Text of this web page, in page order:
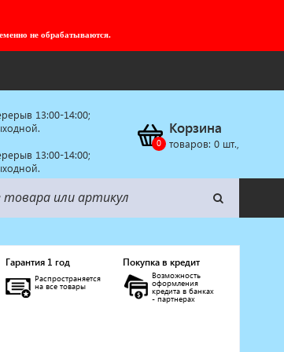
не обрабатываются.
13:00-14:00;
13:00-14:00;
Корзина
товаров: 0шт.,
Гарантия 1 год
Распространяется
на все товары
Покупка в кредит
Возможность
оформления
кредита в банках
- партнерах